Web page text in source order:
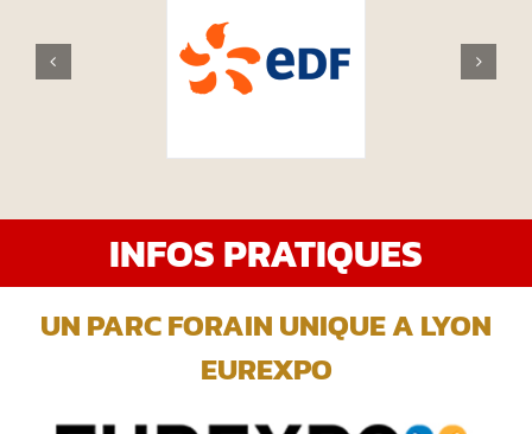
INFOS PRATIQUES
UN PARC FORAIN UNIQUE A LYON
EUREXPO